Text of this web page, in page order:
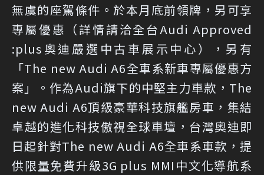
無虞的座駕條件。於本月底前領牌，另可享
專屬優惠（詳情請洽全台Audi Approved
:plus奧迪嚴選中古車展示中心），另有
「The new Audi A6全車系新車專屬優惠方
案」。作為Audi旗下的中堅主力車款，The
new Audi A6頂級豪華科技旗艦房車，集結
卓越的進化科技傲視全球車壇，台灣奧迪即
日起針對The new Audi A6全車系車款，提
供限量免費升級3G plus MMI中文化導航系